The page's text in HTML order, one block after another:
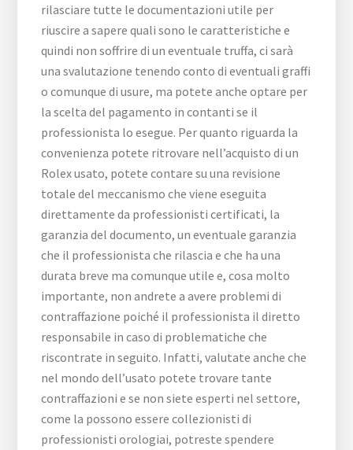
rilasciare tutte le documentazioni utile per
riuscire a sapere quali sono le caratteristiche e
quindi non soffrire di un eventuale truffa, ci sarà
una svalutazione tenendo conto di eventuali graffi
o comunque di usure, ma potete anche optare per
la scelta del pagamento in contanti se il
professionista lo esegue. Per quanto riguarda la
convenienza potete ritrovare nell’acquisto di un
Rolex usato, potete contare su una revisione
totale del meccanismo che viene eseguita
direttamente da professionisti certificati, la
garanzia del documento, un eventuale garanzia
che il professionista che rilascia e che ha una
durata breve ma comunque utile e, cosa molto
importante, non andrete a avere problemi di
contraffazione poiché il professionista il diretto
responsabile in caso di problematiche che
riscontrate in seguito. Infatti, valutate anche che
nel mondo dell’usato potete trovare tante
contraffazioni e se non siete esperti nel settore,
come la possono essere collezionisti di
professionisti orologiai, potreste spendere